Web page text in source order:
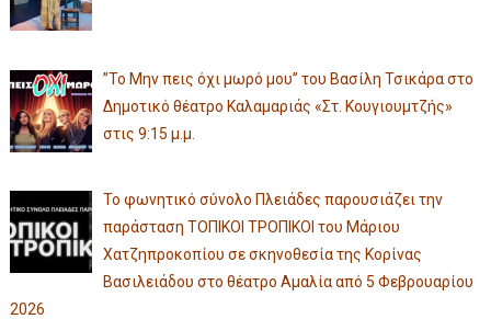
”Το Μην πεις όχι μωρό μου” του Βασίλη Τσικάρα στο
Δημοτικό θέατρο Καλαμαριάς «Στ. Κουγιουμτζής»
στις 9:15 μ.μ.
Το φωνητικό σύνολο Πλειάδες παρουσιάζει την
παράσταση ΤΟΠΙΚΟΙ ΤΡΟΠΙΚΟΙ του Μάριου
Χατζηπροκοπίου σε σκηνοθεσία της Κορίνας
Βασιλειάδου στο θέατρο Αμαλία από 5 Φεβρουαρίου
2026